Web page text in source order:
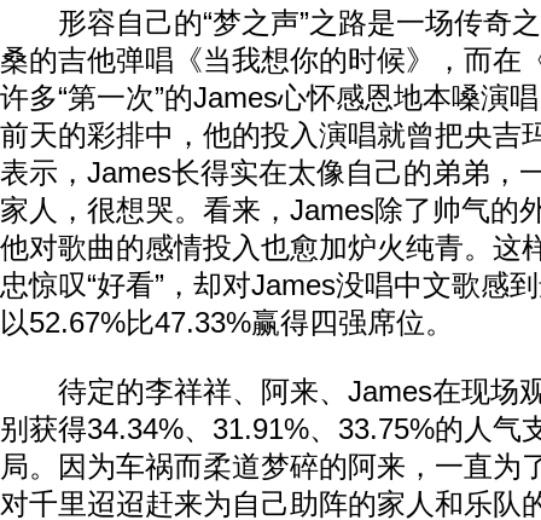
形容自己的“梦之声”之路是一场传奇
桑的吉他弹唱《当我想你的时候》，而在
许多“第一次”的James心怀感恩地本嗓演
前天的彩排中，他的投入演唱就曾把央吉
表示，James长得实在太像自己的弟弟，
家人，很想哭。看来，James除了帅气的
他对歌曲的感情投入也愈加炉火纯青。这
忠惊叹“好看”，却对James没唱中文歌感
以52.67%比47.33%赢得四强席位。
待定的李祥祥、阿来、James在现场
别获得34.34%、31.91%、33.75%的人气
局。因为车祸而柔道梦碎的阿来，一直为
对千里迢迢赶来为自己助阵的家人和乐队